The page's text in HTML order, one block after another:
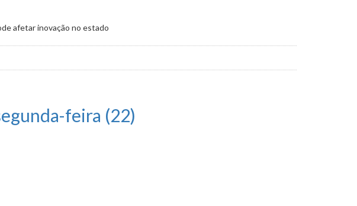
afetar inovação no estado
feira (22)